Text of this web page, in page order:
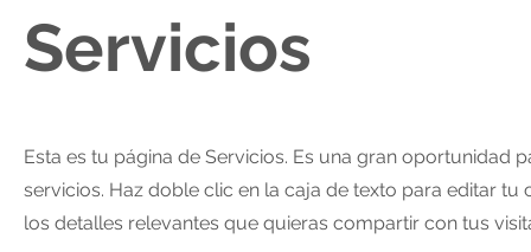
Servicios
Esta es tu página de Servicios. Es una gran oportunidad
servicios. Haz doble clic en la caja de texto para editar
los detalles relevantes que quieras compartir con tus